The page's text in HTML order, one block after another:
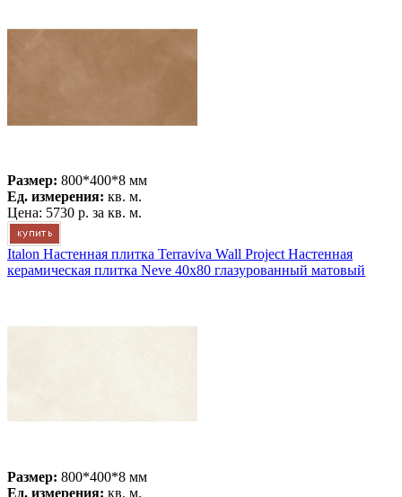
Размер: 800*400*8 мм
Ед. измерения: кв. м.
Цена: 5730 р. за кв. м.
Italon Настенная плитка Terraviva Wall Project Настенная
керамическая плитка Neve 40x80 глазурованный матовый
Размер: 800*400*8 мм
Ед. измерения: кв. м.